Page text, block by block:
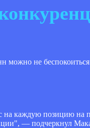
можно не беспокоиться
на каждую позицию на
— подчеркнул